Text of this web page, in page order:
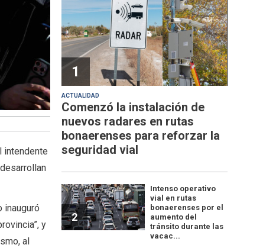
intendente
inauguró
y
al
1
ACTUALIDAD
Comenzó la instalación de
nuevos radares en rutas
bonaerenses para reforzar la
seguridad vial
2
Intenso operativo
vial en rutas
bonaerenses por el
aumento del
tránsito durante las
vacac...